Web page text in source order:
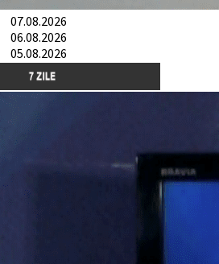
07.08.2026
06.08.2026
05.08.2026